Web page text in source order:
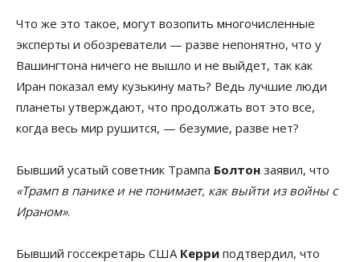
Что же это такое, могут возопить многочисленные
эксперты и обозреватели — разве непонятно, что у
Вашингтона ничего не вышло и не выйдет, так как
Иран показал ему кузькину мать? Ведь лучшие люди
планеты утверждают, что продолжать вот это все,
когда весь мир рушится, — безумие, разве нет?
Бывший усатый советник Трампа Болтон заявил, что
«Трамп в панике и не понимает, как выйти из войны с
Ираном».
Бывший госсекретарь США Керри подтвердил, что